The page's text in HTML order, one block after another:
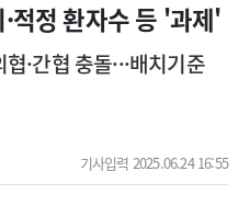
집
·적정 환자수 등 '과제'
·간협 충돌···배치기준
기사입력 2025.06.24 16:55